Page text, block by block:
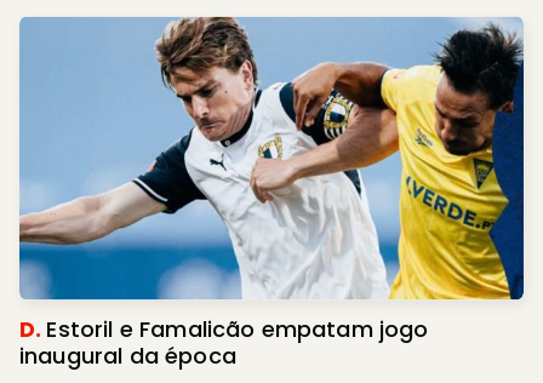
D. Estoril e Famalicão empatam jogo
inaugural da época